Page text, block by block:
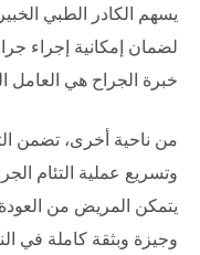
يسهم الكادر الطبي
لضمان إمكانية إجراء
خبرة الجراح هي العامل
من ناحية أخرى، تضمن
وتسريع عملية التئام
يتمكن المريض من
وجيزة وبثقة كاملة في